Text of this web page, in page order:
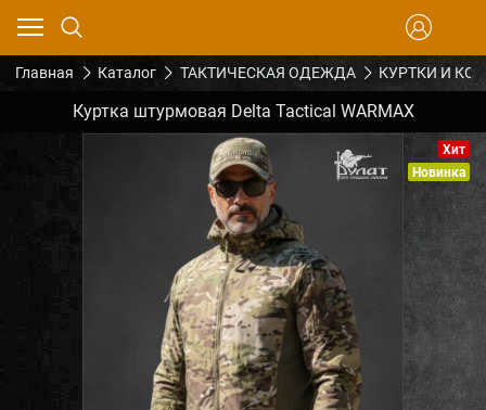
Главная Каталог ТАКТИЧЕСКАЯ ОДЕЖДА КУРТКИ И
Куртка штурмовая Delta Tactical WARMAX
Хит
Новинка